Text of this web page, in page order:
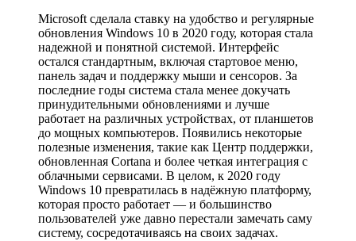
Microsoft сделала ставку на удобство и регулярные
обновления Windows 10 в 2020 году, которая стала
надежной и понятной системой. Интерфейс
остался стандартным, включая стартовое меню,
панель задач и поддержку мыши и сенсоров. За
последние годы система стала менее докучать
принудительными обновлениями и лучше
работает на различных устройствах, от планшетов
до мощных компьютеров. Появились некоторые
полезные изменения, такие как Центр поддержки,
обновленная Cortana и более четкая интеграция с
облачными сервисами. В целом, к 2020 году
Windows 10 превратилась в надёжную платформу,
которая просто работает — и большинство
пользователей уже давно перестали замечать саму
систему, сосредотачиваясь на своих задачах.